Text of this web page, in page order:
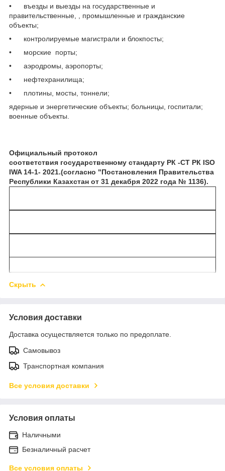
• въезды и выезды на государственные и
правительственные, , промышленные и гражданские
объекты;
• контролируемые магистрали и блокпосты;
• морские порты;
• аэродромы, аэропорты;
• нефтехранилища;
• плотины, мосты, тоннели;
ядерные и энергетические объекты; больницы, госпитали;
военные объекты.
Официальный протокол
соответствия государственному стандарту РК -СТ РК ISO
IWA 14-1- 2021.(согласно "Постановления Правительства
Республики Казахстан от 31 декабря 2022 года № 1136).
Скрыть
Условия доставки
Доставка осуществляется только по предоплате.
Самовывоз
Транспортная компания
Все условия доставки
Условия оплаты
Наличными
Безналичный расчет
Все условия оплаты